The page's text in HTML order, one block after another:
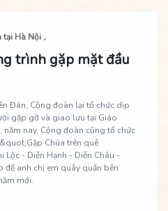
tại Hà Nội
trình gặp mặt đầu
Đán, Cộng đoàn lại tổ chức dịp
gặp gỡ và giao lưu tại Giáo
năm nay, Cộng đoàn cũng tổ chức
Chúa trên quê
- Diễn Hạnh - Diễn Châu -
anh chị em quây quần bên
mới.